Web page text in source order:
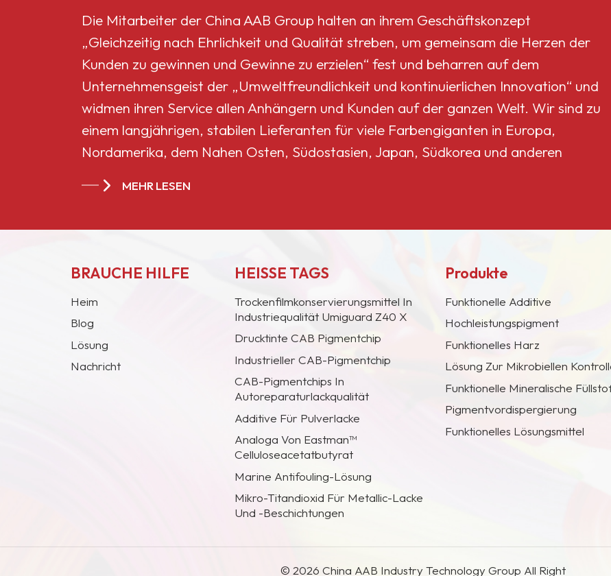
Celluloseacetatbutyrat
551-0,01
China
Celluloseacetatbutyrat
CAB-381-20
Die Mitarbeiter der China AAB Group halten an ihrem Geschäftskonzept
„Gleichzeitig nach Ehrlichkeit und Qualität streben, um gemeinsam die Herzen der
Kunden zu gewinnen und Gewinne zu erzielen“ fest und beharren auf dem
Unternehmensgeist der „Umweltfreundlichkeit und kontinuierlichen Innovation“ und
widmen ihren Service allen Anhängern und Kunden auf der ganzen Welt. Wir sind zu
einem langjährigen, stabilen Lieferanten für viele Farbengiganten in Europa,
Nordamerika, dem Nahen Osten, Südostasien, Japan, Südkorea und anderen
MEHR LESEN
BRAUCHE HILFE
Heim
Blog
Lösung
Nachricht
HEISSE TAGS
Trockenfilmkonservierungsmittel In
Industriequalität Umiguard Z40 X
Drucktinte CAB Pigmentchip
Industrieller CAB-Pigmentchip
CAB-Pigmentchips In
Autoreparaturlackqualität
Additive Für Pulverlacke
Analoga Von Eastman™
Celluloseacetatbutyrat
Marine Antifouling-Lösung
Mikro-Titandioxid Für Metallic-Lacke
Und -Beschichtungen
Produkte
Funktionelle Additive
Hochleistungspigment
Funktionelles Harz
Lösung Zur Mikrobiellen
Funktionelle Mineralische
Pigmentvordispergierung
Funktionelles Lösungsmittel
© 2026 China AAB Industry Technology Group All Right